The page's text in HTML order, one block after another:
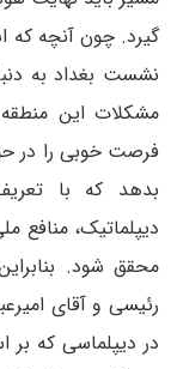
گیرد. چون آنچه که
نشست بغداد به
مشکلات این
فرصت خوبی را در
بدهد که با
دیپلماتیک،
محقق شود.
رئیسی و آقای
در دیپلماسی که